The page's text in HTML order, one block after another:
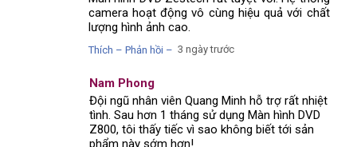
camera hoạt động vô cùng hiệu quả với chất
lượng hình ảnh cao.
Thích – Phản hồi – 3 ngày trước
Đội ngũ nhân viên Quang Minh hỗ trợ rất nhiệt
tình. Sau hơn 1 tháng sử dụng Màn hình DVD
Z800, tôi thấy tiếc vì sao không biết tới sản
phẩm này sớm hơn!
Nam Phong